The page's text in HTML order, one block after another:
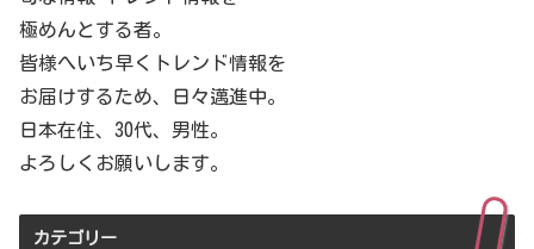
極めんとする者。
皆様へいち早くトレンド情報を
お届けするため、日々邁進中。
日本在住、30代、男性。
よろしくお願いします。
カテゴリー